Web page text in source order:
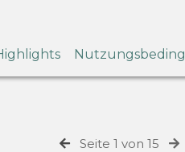
Seite 1 von 15